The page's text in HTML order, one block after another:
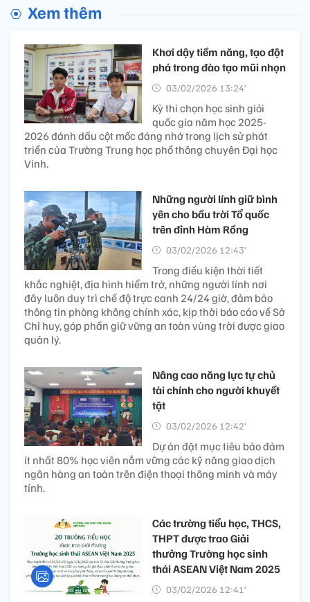
Xem thêm
Khơi dậy tiềm năng, tạo đột
phá trong đào tạo mũi nhọn
03/02/2026 13:24’
Kỳ thi chọn học sinh giỏi
quốc gia năm học 2025-
2026 đánh dấu cột mốc đáng nhớ trong lịch sử phát
triển của Trường Trung học phổ thông chuyên Đại học
Vinh.
Những người lính giữ bình
yên cho bầu trời Tổ quốc
trên đỉnh Hàm Rồng
03/02/2026 12:43’
Trong điều kiện thời tiết
khắc nghiệt, địa hình hiểm trở, những người lính nơi
đây luôn duy trì chế độ trực canh 24/24 giờ, đảm bảo
thông tin phòng không chính xác, kịp thời báo cáo về Sở
Chỉ huy, góp phần giữ vững an toàn vùng trời được giao
quản lý.
Nâng cao năng lực tự chủ
tài chính cho người khuyết
tật
03/02/2026 12:42’
Dự án đặt mục tiêu bảo đảm
ít nhất 80% học viên nắm vững các kỹ năng giao dịch
ngân hàng an toàn trên điện thoại thông minh và máy
tính.
Các trường tiểu học, THCS,
THPT được trao Giải
thưởng Trường học sinh
thái ASEAN Việt Nam 2025
03/02/2026 12:41’